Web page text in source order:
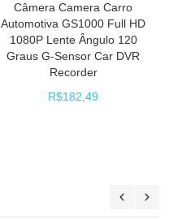
Câmera Camera Carro
Automotiva GS1000 Full HD
1080P Lente Ângulo 120
Graus G-Sensor Car DVR
Recorder
R$182,49